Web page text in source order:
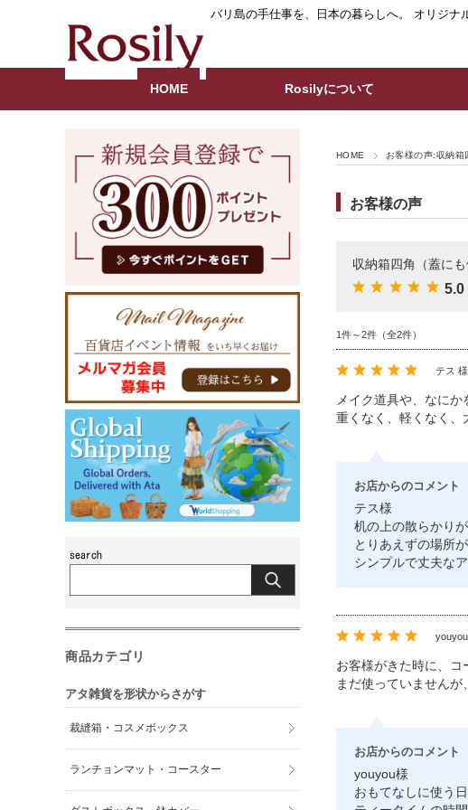
バリ島の手仕事を、日本の暮らしへ。 オリジナ
HOME Rosilyについて
HOME お客様の声:収納
お客様の声
収納箱四角（蓋に
5.0
1件～2件（全2件）
テス 様
メイク道具や、なにか
重くなく、軽くなく、
お店からのコメント
テス様
机の上の散らかり
とりあえずの場所
シンプルで丈夫な
お客様がきた時に、
まだ使っていませんが
お店からのコメント
youyou様
おもてなしに使う
商品カテゴリ
アタ雑貨を形状からさがす
裁縫箱・コスメボックス
ランチョンマット・コースター